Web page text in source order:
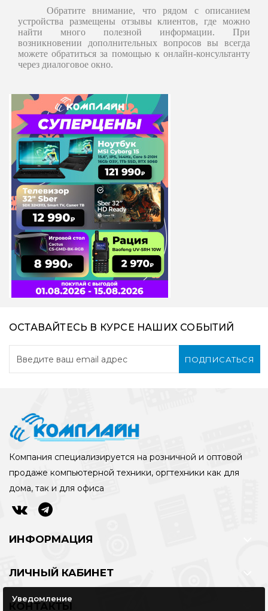
Обратите внимание, что рядом с описанием
устройства размещены отзывы клиентов, где можно
найти много полезной информации. При
возникновении дополнительных вопросов вы всегда
можете обратиться за помощью к онлайн-консультанту
через диалоговое окно.
ОСТАВАЙТЕСЬ В КУРСЕ НАШИХ СОБЫТИЙ
ПОДПИСАТЬСЯ
Компания специализируется на розничной и оптовой
продаже компьютерной техники, оргтехники как для
дома, так и для офиса
ИНФОРМАЦИЯ
ЛИЧНЫЙ КАБИНЕТ
КОНТАКТЫ
Уведомление